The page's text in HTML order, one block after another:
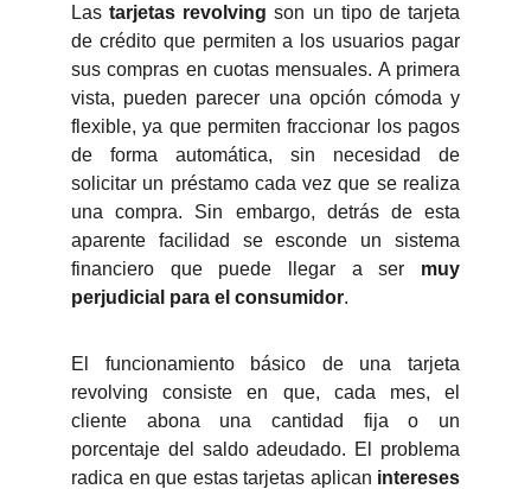
Lastarjetas revolving son un tipo de tarjeta
de crédito que permiten a los usuarios pagar
sus compras en cuotas mensuales. A primera
vista, pueden parecer una opción cómoda y
flexible, ya que permiten fraccionar los pagos
de forma automática, sin necesidad de
solicitar un préstamo cada vez que se realiza
una compra. Sin embargo, detrás de esta
aparente facilidad se esconde un sistema
financiero que puede llegar a ser muy
perjudicial para el consumidor.
El funcionamiento básico de una tarjeta
revolving consiste en que, cada mes, el
cliente abona una cantidad fija o un
porcentaje del saldo adeudado. El problema
radica en que estas tarjetas aplican intereses